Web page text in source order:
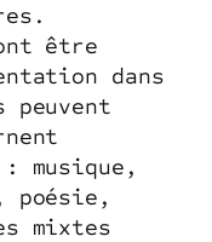
être
dans
musique,
poésie,
mixtes